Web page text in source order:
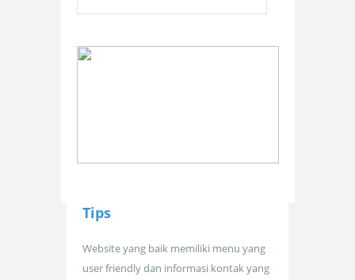
Tips
Website yang baik memiliki menu yang
user friendly dan informasi kontak yang